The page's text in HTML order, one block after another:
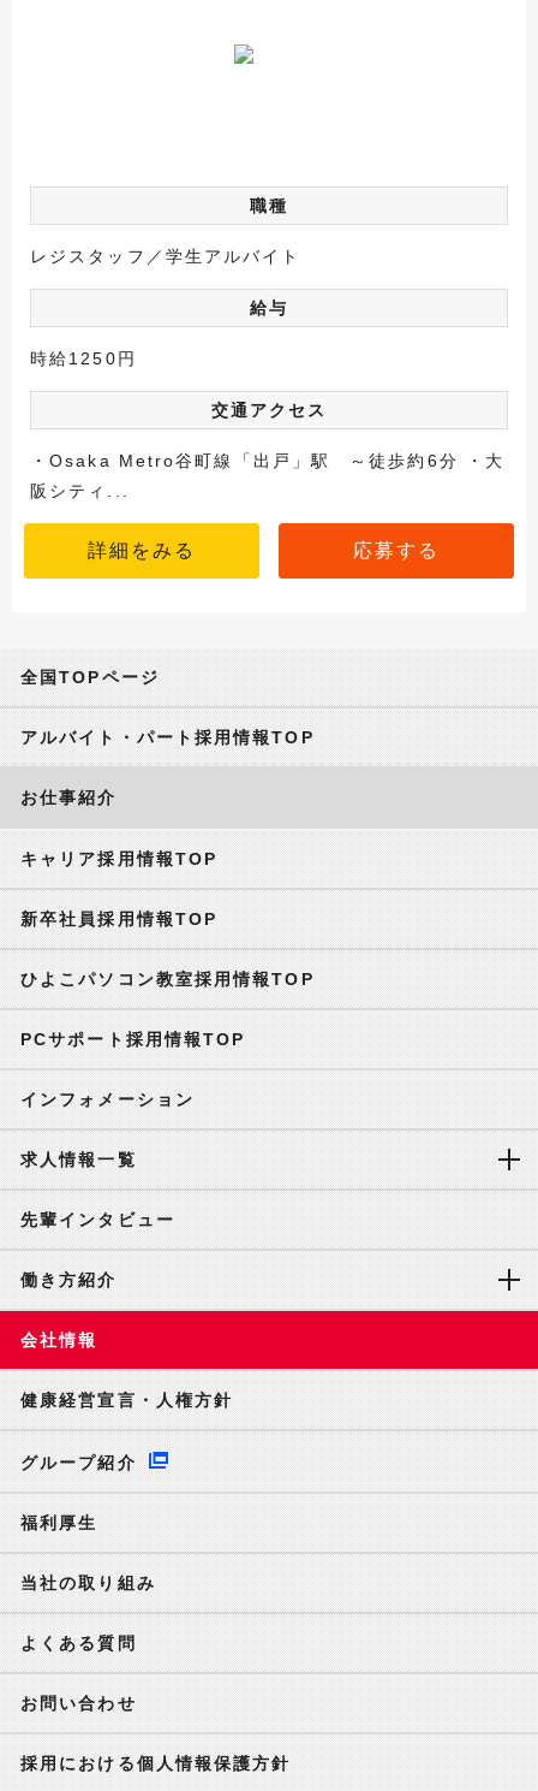
職種
レジスタッフ／学生アルバイト
給与
時給1250円
交通アクセス
・Osaka Metro谷町線「出戸」駅 ～徒歩約6分 ・大
阪シティ...
詳細をみる 応募する
全国TOPページ
アルバイト・パート採用情報TOP
お仕事紹介
キャリア採用情報TOP
新卒社員採用情報TOP
ひよこパソコン教室採用情報TOP
PCサポート採用情報TOP
インフォメーション
求人情報一覧
先輩インタビュー
働き方紹介
会社情報
健康経営宣言・人権方針
グループ紹介
福利厚生
当社の取り組み
よくある質問
お問い合わせ
採用における個人情報保護方針